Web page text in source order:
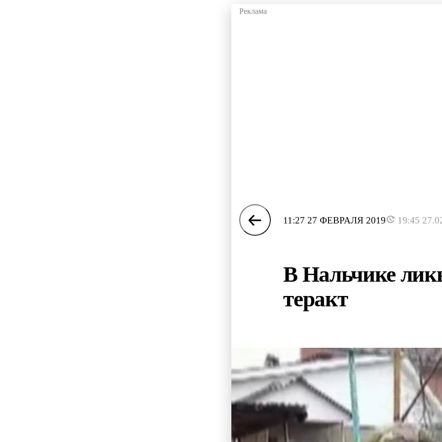
11:27 27 ФЕВРАЛЯ 2019 19:45
В Нальчике
теракт